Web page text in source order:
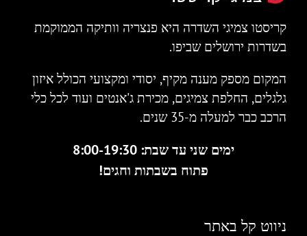
קריסטו צמיגי השדרה היא פנצריה וותיקה הממוקמת
בשדרות ירושלים שביפו.
המקום מספק מענה מקיף, יסודי ומקצועי הכולל איזון
גלגלים, החלפת צמיגים, מכירת ג'אנטים ועוד לכל כלי
הרכב כבר למעלה מ-35 שנים.
ימים שני עד שבת: 8:00-19:30
פתוח בשבתות וחגים!
ניווט קל באתר